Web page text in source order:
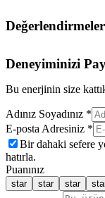
Deneyiminizi
Bu enerjinin size
Adınız Soyadınız *
E-posta Adresiniz *
Bir dahaki sefere
hatırla.
Puanınız
star star star